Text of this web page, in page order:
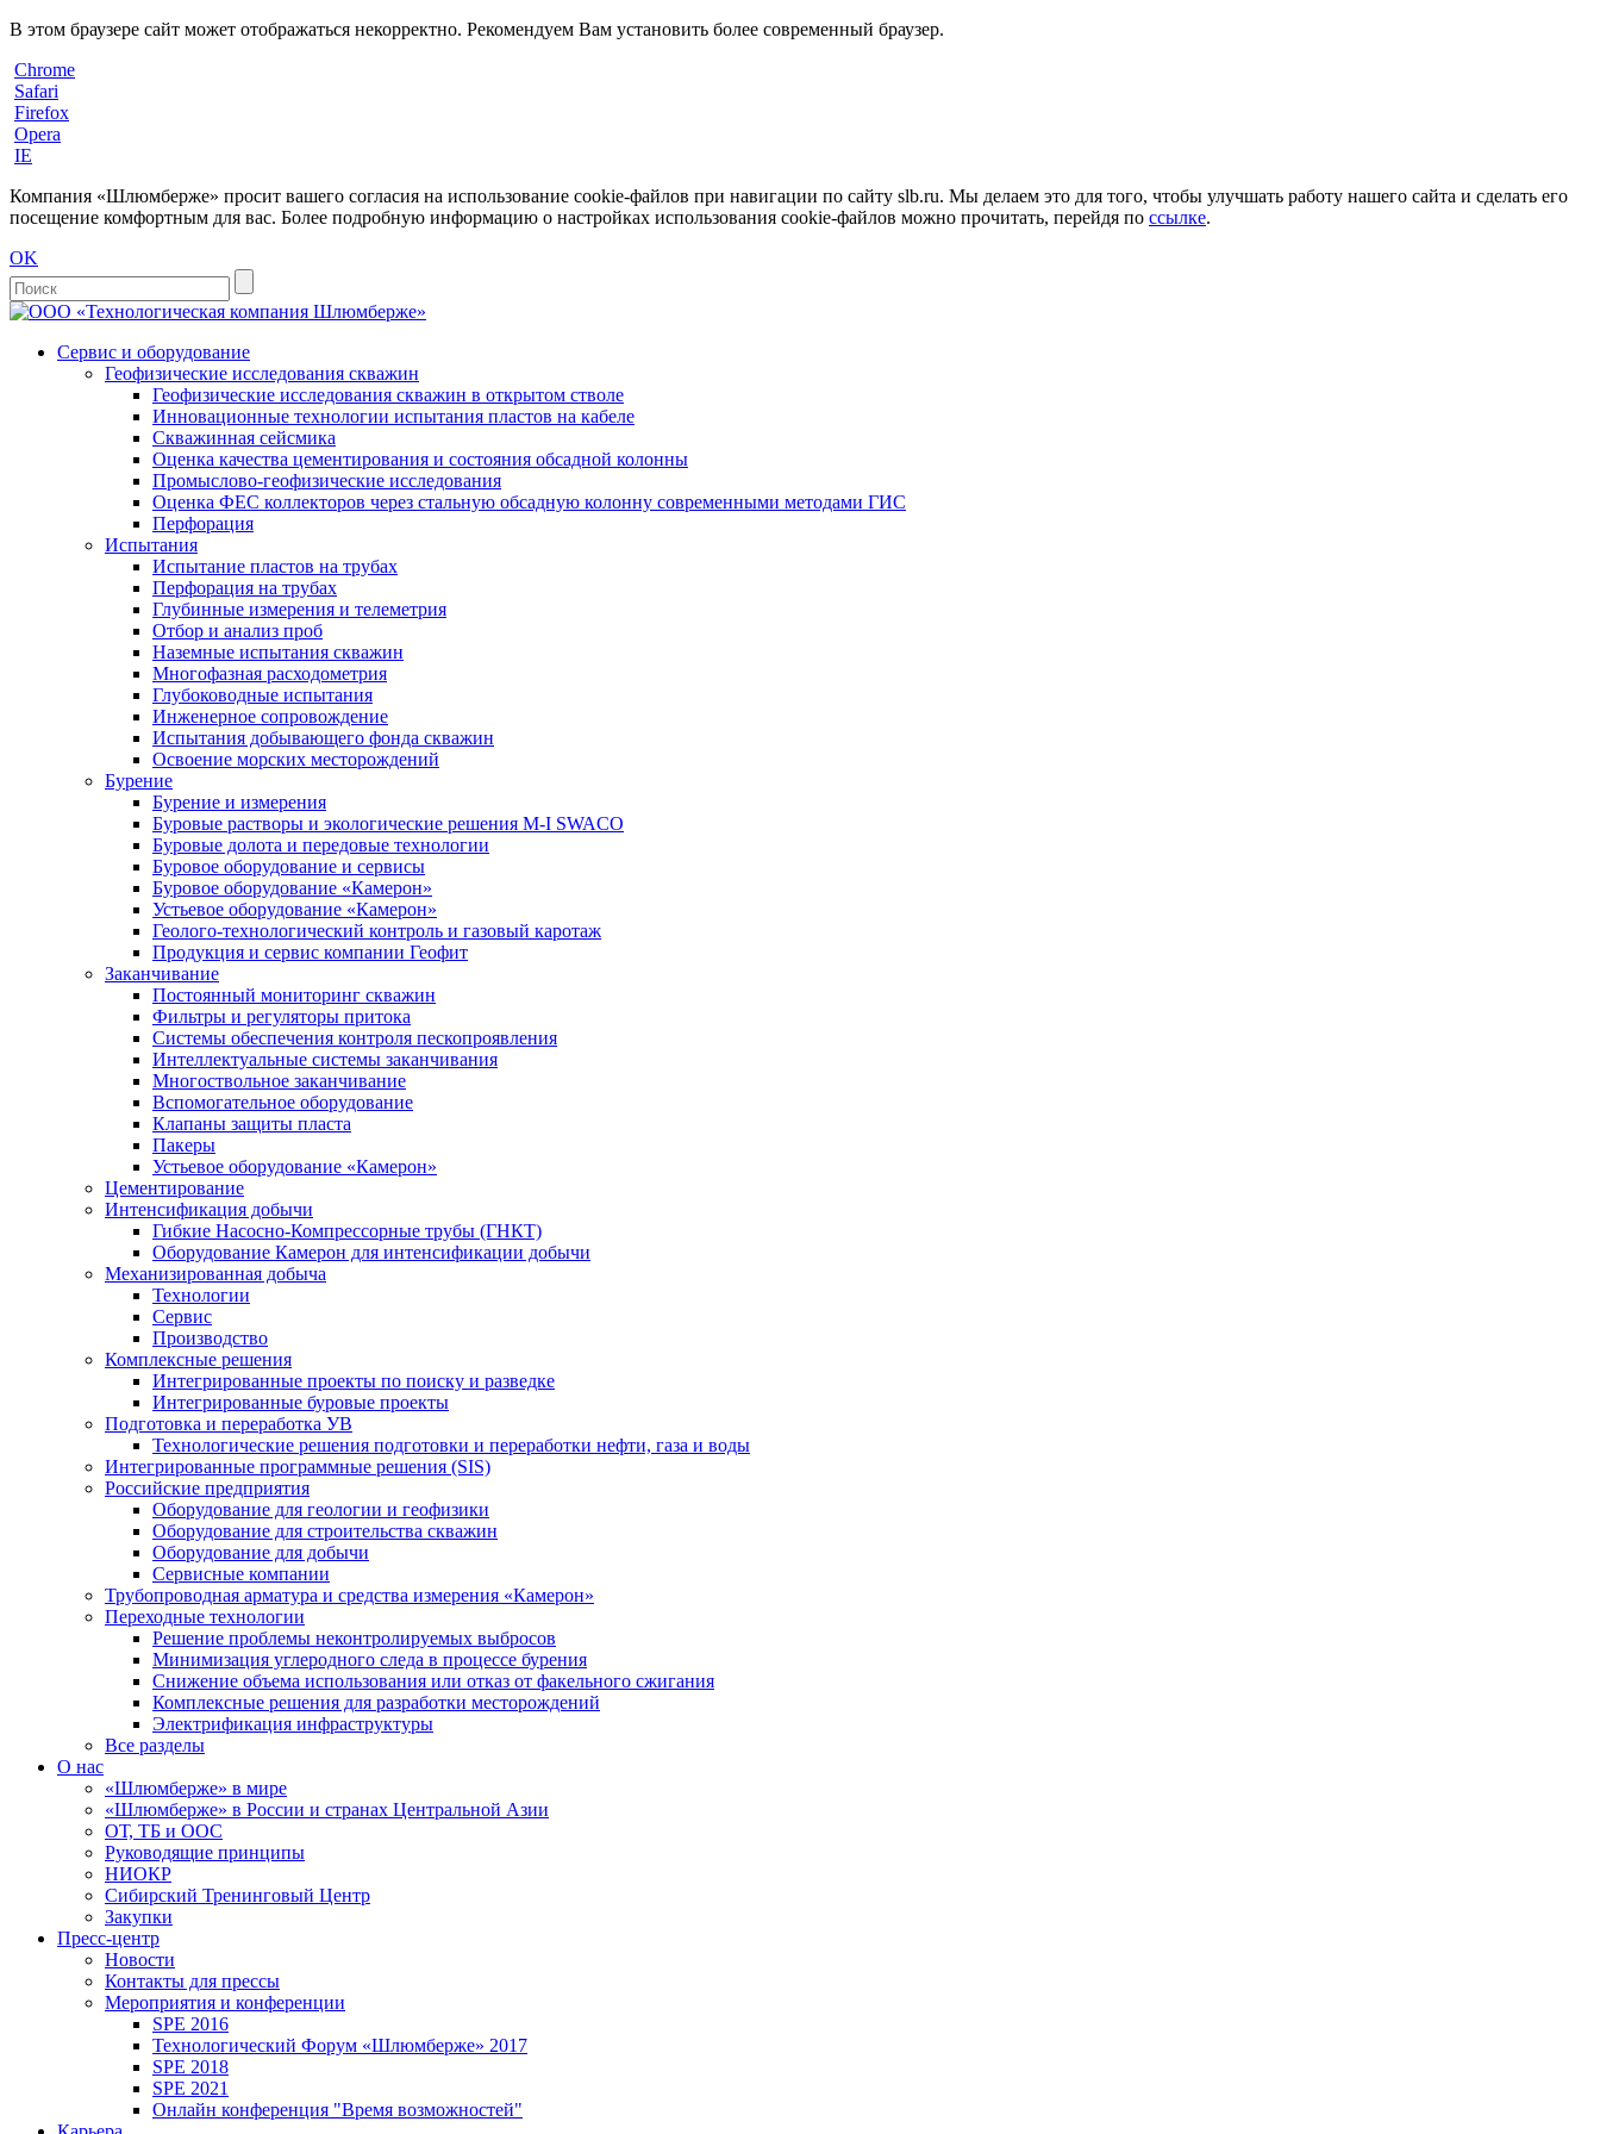
В этом браузере сайт может отображаться некорректно. Рекомендуем Вам установить более современный браузер.
Chrome
Safari
Firefox
Opera
IE
Компания «Шлюмберже» просит вашего согласия на использование cookie-файлов при навигации по сайту slb.ru. Мы делаем это для того, чтобы улучшать работу нашего сайта и сделать его
посещение комфортным для вас. Более подробную информацию о настройках использования cookie-файлов можно прочитать, перейдя по ссылке.
OK
Сервис и оборудование
Геофизические исследования скважин
Геофизические исследования скважин в открытом стволе
Инновационные технологии испытания пластов на кабеле
Скважинная сейсмика
Оценка качества цементирования и состояния обсадной колонны
Промыслово-геофизические исследования
Оценка ФЕС коллекторов через стальную обсадную колонну современными методами ГИС
Перфорация
Испытания
Испытание пластов на трубах
Перфорация на трубах
Глубинные измерения и телеметрия
Отбор и анализ проб
Наземные испытания скважин
Многофазная расходометрия
Глубоководные испытания
Инженерное сопровождение
Испытания добывающего фонда скважин
Освоение морских месторождений
Бурение
Бурение и измерения
Буровые растворы и экологические решения M-I SWACO
Буровые долота и передовые технологии
Буровое оборудование и сервисы
Буровое оборудование «Камерон»
Устьевое оборудование «Камерон»
Геолого-технологический контроль и газовый каротаж
Продукция и сервис компании Геофит
Заканчивание
Постоянный мониторинг скважин
Фильтры и регуляторы притока
Cистемы обеспечения контроля пескопроявления
Интеллектуальные системы заканчивания
Многоствольное заканчивание
Вспомогательное оборудование
Клапаны защиты пласта
Пакеры
Устьевое оборудование «Камерон»
Цементирование
Интенсификация добычи
Гибкие Насосно-Компрессорные трубы (ГНКТ)
Оборудование Камерон для интенсификации добычи
Механизированная добыча
Технологии
Сервис
Производство
Комплексные решения
Интегрированные проекты по поиску и разведке
Интегрированные буровые проекты
Подготовка и переработка УВ
Технологические решения подготовки и переработки нефти, газа и воды
Интегрированные программные решения (SIS)
Российские предприятия
Оборудование для геологии и геофизики
Оборудование для строительства скважин
Оборудование для добычи
Сервисные компании
Трубопроводная арматура и средства измерения «Камерон»
Переходные технологии
Решение проблемы неконтролируемых выбросов
Минимизация углеродного следа в процессе бурения
Снижение объема использования или отказ от факельного сжигания
Комплексные решения для разработки месторождений
Электрификация инфраструктуры
Все разделы
О нас
«Шлюмберже» в мире
«Шлюмберже» в России и странах Центральной Азии
ОТ, ТБ и ООС
Руководящие принципы
НИОКР
Сибирский Тренинговый Центр
Закупки
Пресс-центр
Новости
Контакты для прессы
Мероприятия и конференции
SPE 2016
Технологический Форум «Шлюмберже» 2017
SPE 2018
SPE 2021
Онлайн конференция "Время возможностей"